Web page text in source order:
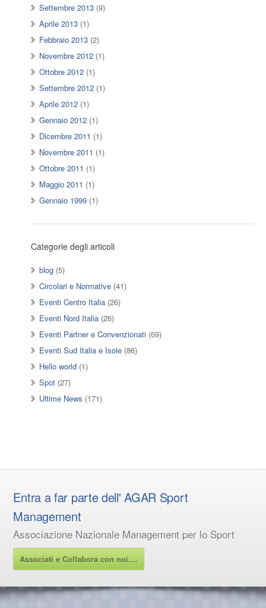
Settembre 2013 (9)
Aprile 2013 (1)
Febbraio 2013 (2)
Novembre 2012 (1)
Ottobre 2012 (1)
Settembre 2012 (1)
Aprile 2012 (1)
Gennaio 2012 (1)
Dicembre 2011 (1)
Novembre 2011 (1)
Ottobre 2011 (1)
Maggio 2011 (1)
Gennaio 1999 (1)
Categorie degli articoli
blog (5)
Circolari e Normative (41)
Eventi Centro Italia (26)
Eventi Nord Italia (26)
Eventi Partner e Convenzionati (69)
Eventi Sud Italia e Isole (86)
Hello world (1)
Spot (27)
Ultime News (171)
Entra a far parte dell' AGAR Sport
Management
Associazione Nazionale Management per lo Sport
Associati e Collabora con noi....